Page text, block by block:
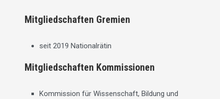
Mitgliedschaften Gremien
seit 2019 Nationalrätin
Mitgliedschaften Kommissionen
Kommission für Wissenschaft, Bildung und